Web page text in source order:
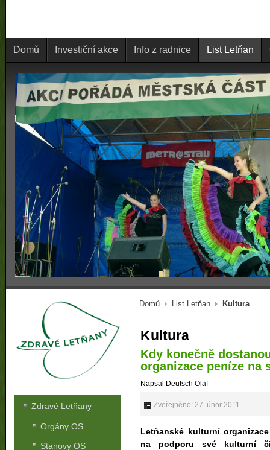
Domů Investiční akce Info z radnice List Letňan
Domů List Letňan Kultura
Kultura
Kdy konečně
organizace peníze na
Napsal Deutsch Olaf
Zveřejněno: 27. únor 2011
Letňanské kulturní
na podporu své kulturní
Zdravé Letňany
Orgány OS
Stanovy OS